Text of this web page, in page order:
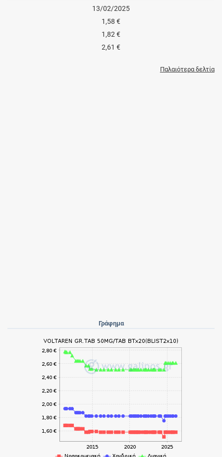
13/02/2025
1,58 €
1,82 €
2,61 €
Παλαιότερα δελτία
Γράφημα